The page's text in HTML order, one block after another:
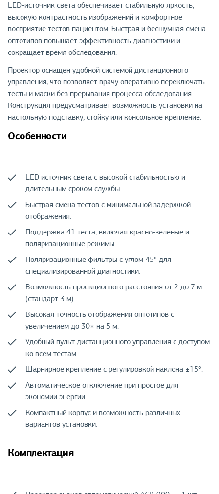
LED-источник света обеспечивает стабильную яркость,
высокую контрастность изображений и комфортное
восприятие тестов пациентом. Быстрая и бесшумная смена
оптотипов повышает эффективность диагностики и
сокращает время обследования.
Проектор оснащён удобной системой дистанционного
управления, что позволяет врачу оперативно переключать
тесты и маски без прерывания процесса обследования.
Конструкция предусматривает возможность установки на
настольную подставку, стойку или консольное крепление.
Особенности
LED источник света с высокой стабильностью и
длительным сроком службы.
Быстрая смена тестов с минимальной задержкой
отображения.
Поддержка 41 теста, включая красно-зеленые и
поляризационные режимы.
Поляризационные фильтры с углом 45° для
специализированной диагностики.
Возможность проекционного расстояния от 2 до 7 м
(стандарт 3 м).
Высокая точность отображения оптотипов с
увеличением до 30× на 5 м.
Удобный пульт дистанционного управления с доступом
ко всем тестам.
Шарнирное крепление с регулировкой наклона ±15°.
Автоматическое отключение при простое для
экономии энергии.
Компактный корпус и возможность различных
вариантов установки.
Комплектация